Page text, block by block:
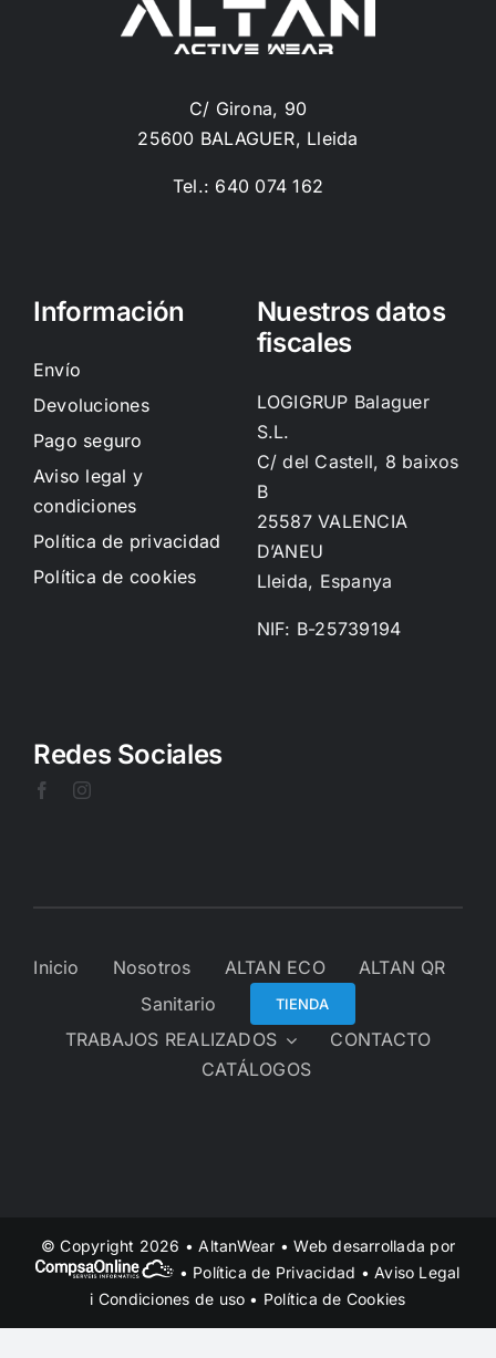
C/ Girona, 90
25600 BALAGUER, Lleida
Tel.: 640 074 162
Información
Envío
Devoluciones
Pago seguro
Aviso legal y
condiciones
Política de privacidad
Política de cookies
Nuestros datos
fiscales
LOGIGRUP Balaguer
S.L.
C/ del Castell, 8 baixos
B
25587 VALENCIA
D’ANEU
Lleida, Espanya
NIF: B-25739194
Redes Sociales
Inicio Nosotros ALTAN ECO
ALTAN QR
Sanitario
TIENDA
TRABAJOS REALIZADOS
CONTACTO
CATÁLOGOS
© Copyright 2026 • AltanWear • Web desarrollada por
• Política de Privacidad •Aviso Legal
i Condiciones de uso • Política de Cookies